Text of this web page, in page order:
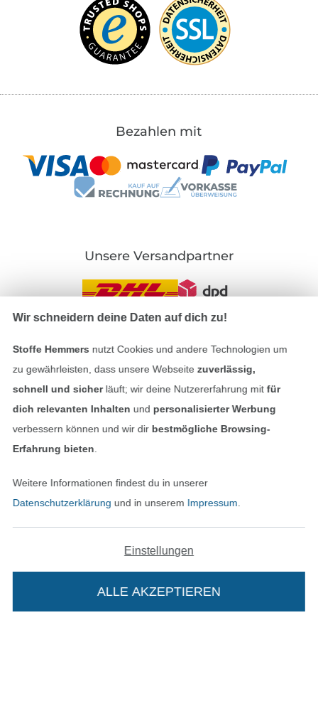
In deinen Warenkorb
Bezahlen mit
Unsere Versandpartner
Impressum
AGB
Widerrufsrecht
Bestellung widerrufen
In den deutschen Shop wechseln (aktuell
Wir schneidern deine Daten auf dich zu!
Stoffe Hemmers nutzt Cookies und andere Technologien um
zu gewährleisten, dass unsere Webseite zuverlässig,
schnell und sicherläuft; wir deine Nutzererfahrung mitfür
dich relevanten Inhalten und personalisierter Werbung
verbessern können und wir dir bestmögliche Browsing-
Erfahrung bieten
Weitere Informationen findest du in unserer
Datenschutzerklärung und in unserem Impressum
Einstellungen
ALLE AKZEPTIEREN